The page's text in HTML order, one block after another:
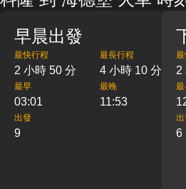
早晨出發
最快行程
2 小時 50 分
最長行程
4 小時 10 分
最早
03:01
最晚
11:53
出發
9
最
2
6